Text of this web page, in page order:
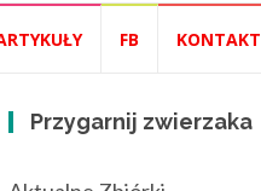
FB KONTAKT
Przygarnij zwierzaka